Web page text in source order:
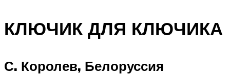
КЛЮЧИК ДЛЯ КЛЮЧИКА
С. Королев, Белоруссия